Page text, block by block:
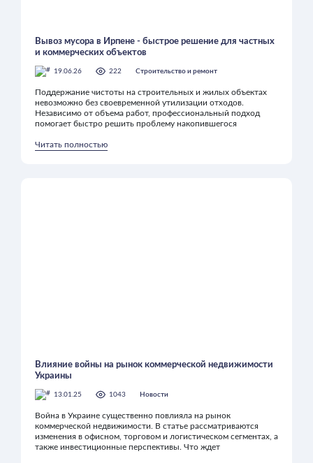
Вывоз мусора в Ирпене - быстрое решение для частных
и коммерческих объектов
19.06.26 222 Строительство и ремонт
Поддержание чистоты на строительных и жилых объектах
невозможно без своевременной утилизации отходов.
Независимо от объема работ, профессиональный подход
помогает быстро решить проблему накопившегося
Читать полностью
Влияние войны на рынок коммерческой недвижимости
Украины
13.01.25 1043 Новости
Война в Украине существенно повлияла на рынок
коммерческой недвижимости. В статье рассматриваются
изменения в офисном, торговом и логистическом сегментах, а
также инвестиционные перспективы. Что ждет